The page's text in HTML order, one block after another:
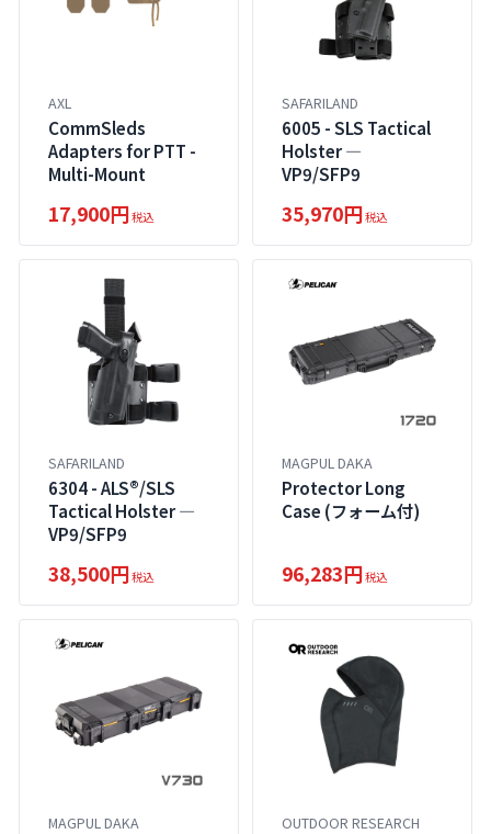
AXL
CommSleds
Adapters for PTT -
Multi-Mount
17,900円税込
SAFARILAND
6005 - SLS Tactical
Holster ―
VP9/SFP9
35,970円税込
SAFARILAND
6304 - ALS®/SLS
Tactical Holster ―
VP9/SFP9
38,500円税込
MAGPUL DAKA
Protector Long
Case (フォーム付)
96,283円税込
MAGPUL DAKA OUTDOOR RESEARCH